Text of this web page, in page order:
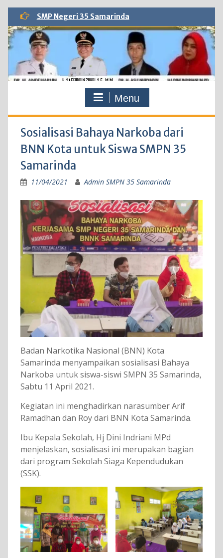
Skip
content
SMP Negeri 35 Samarinda
Menu
Sosialisasi Bahaya Narkoba dari
BNN Kota untuk Siswa SMPN 35
Samarinda
11/04/2021 Admin SMPN 35 Samarinda
Badan Narkotika Nasional (BNN) Kota
Samarinda menyampaikan sosialisasi Bahaya
Narkoba untuk siswa-siswi SMPN 35 Samarinda,
Sabtu 11 April 2021.
Kegiatan ini menghadirkan narasumber Arif
Ramadhan dan Roy dari BNN Kota Samarinda.
Ibu Kepala Sekolah, Hj Dini Indriani MPd
menjelaskan, sosialisasi ini merupakan bagian
dari program Sekolah Siaga Kependudukan
(SSK).